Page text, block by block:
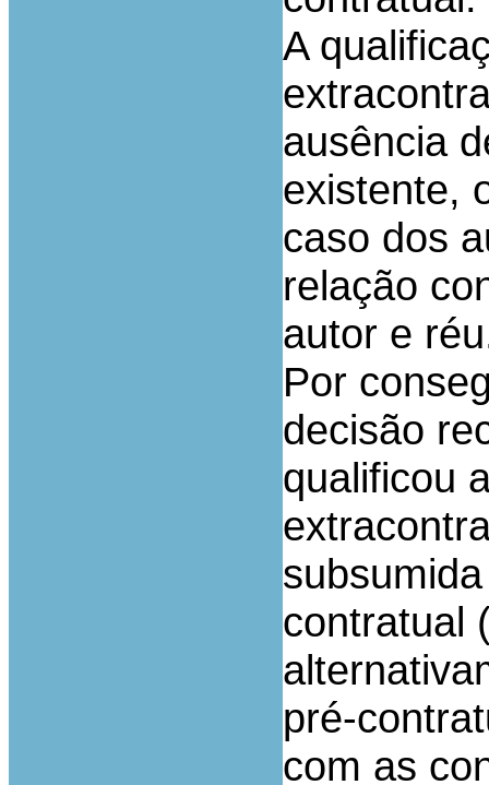
A
ausência
existente,
caso dos
relação
autor e
Por
decisão
qualificou
contratual
pré-
com as